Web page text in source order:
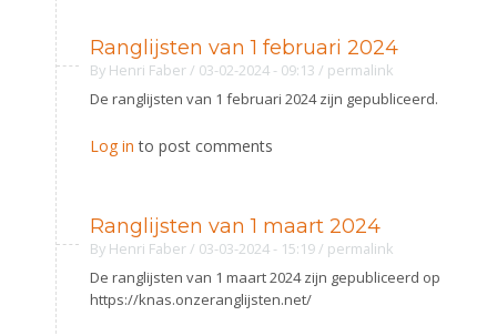
Formulieren
Alle Verenigingen
Nieuws
Verenigingsondersteuning
Witte Vlekkenplan
Oprichting Vereniging
Overschrijven leden
JEC
Veteranenwedstrijden
Wedstrijdorganisatie
Nieuws
Aanvragen van scheidsrechters
Scheidsrechterslijst
Import inschrijvingen uit Nahouw
Verwerk wedstrijduitslagen
Scheidsrechterslijst
Scheidsrechter Documentatie
Opleidingen
Tuchtzaken
Archief
Infotheek
Bibliotheek
ALV
Ranglijsten van 1 februari 2024
By Henri Faber/ 03-02-2024 - 09:13 / permalink
De ranglijsten van 1 februari 2024 zijn gepubliceerd.
Log in to post comments
Ranglijsten van 1 maart 2024
By Henri Faber/ 03-03-2024 - 15:19/ permalink
De ranglijsten van 1 maart 2024 zijn gepubliceerd op
https://knas.onzeranglijsten.net/